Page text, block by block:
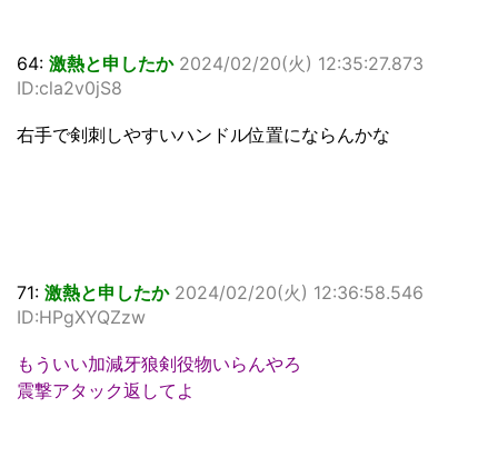
64: 激熱と申したか 2024/02/20(火) 12:35:27.873
ID:cla2v0jS8
右手で剣刺しやすいハンドル位置にならんかな
71: 激熱と申したか 2024/02/20(火) 12:36:58.546
ID:HPgXYQZzw
もういい加減牙狼剣役物いらんやろ
震撃アタック返してよ